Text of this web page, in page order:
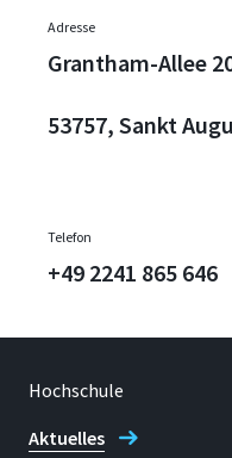
Adresse
Grantham-Allee
53757, Sankt
Telefon
+49 2241 865 646
Hochschule
Aktuelles